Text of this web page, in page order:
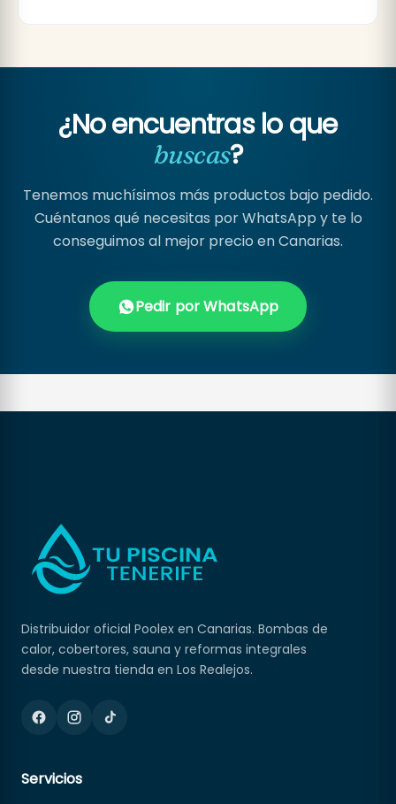
¿No encuentras lo que
buscas?
Tenemos muchísimos más productos bajo pedido.
Cuéntanos qué necesitas por WhatsApp y te lo
conseguimos al mejor precio en Canarias.
Pedir por WhatsApp
Distribuidor oficial Poolex en Canarias. Bombas de
calor, cobertores, sauna y reformas integrales
desde nuestra tienda en Los Realejos.
Servicios